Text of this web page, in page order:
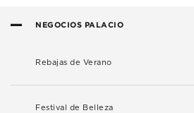
NEGOCIOS PALACIO
Rebajas de Verano
Festival de Belleza